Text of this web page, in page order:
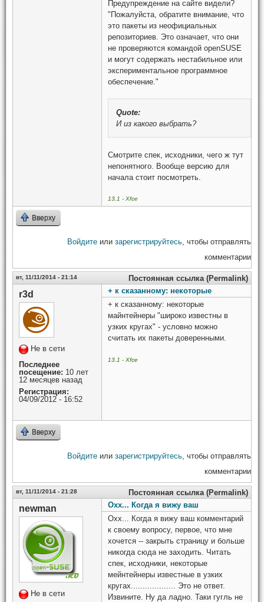
Предупреждение на сайте видели?
"Пожалуйста, обратите внимание, что
это пакеты из неофициальных
репозиториев. Это означает, что они
не проверяются командой openSUSE
и могут содержать нестабильное или
экспериментальное программное
обеспечение."
Quote:
И из какого выбрать?
Смотрите спек, исходники, чего ж тут
непонятного. Вообще версию для
начала стоит посмотреть.
13.1 - Xfce
Вверху
Войдите или зарегистрируйтесь, чтобы отправлять
комментарии
вт, 11/11/2014 - 21:14 Постоянная ссылка (Permalink)
r3d
Не в сети
Последнее
посещение: 10 лет
12 месяцев назад
Регистрация:
04/09/2012 - 16:52
+ к сказанному: некоторые
+ к сказанному: некоторые
майнтейнеры "широко известны в
узких кругах" - условно можно
считать их пакеты доверенными.
13.1 - Xfce
Вверху
Войдите или зарегистрируйтесь, чтобы отправлять
комментарии
вт, 11/11/2014 - 21:28 Постоянная ссылка (Permalink)
newman
Не в сети
Охх... Когда я вижу ваш
Охх... Когда я вижу ваш комментарий
к своему вопросу, первое, что мне
хочется -- закрыть страницу и больше
никогда сюда не заходить. Читать
спек, исходники, некоторые
мейнтейнеры известные в узких
кругах................... Это не ответ.
Извините. Ну да ладно. Таки гугль не